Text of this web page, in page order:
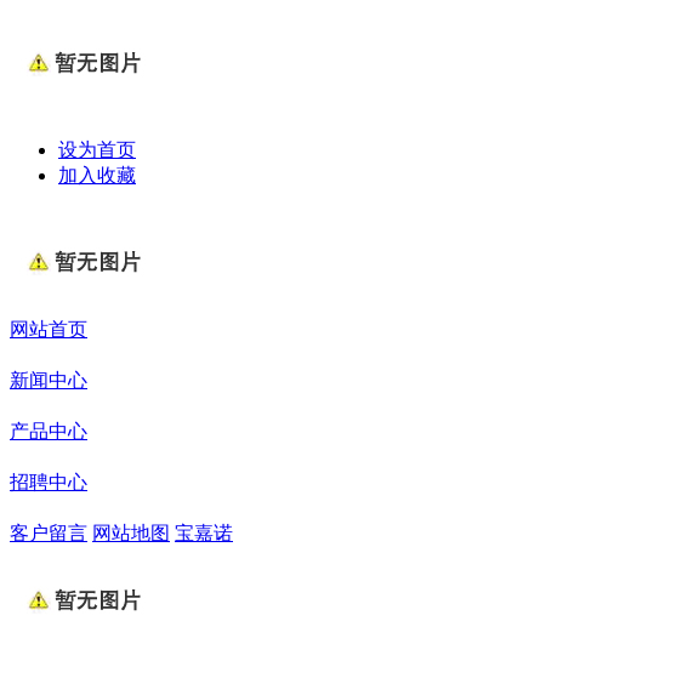
设为首页
加入收藏
网站首页
新闻中心
产品中心
招聘中心
客户留言 网站地图 宝嘉诺